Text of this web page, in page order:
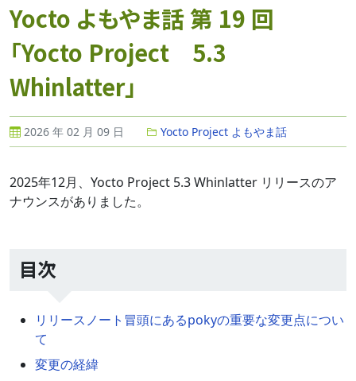
Yocto よもやま話 第 19 回
「Yocto Project 5.3
Whinlatter」
2026 年 02 月 09 日 Yocto Project よもやま話
2025年12月、Yocto Project 5.3 Whinlatter リリースのア
ナウンスがありました。
目次
リリースノート冒頭にあるpokyの重要な変更点につい
て
変更の経緯